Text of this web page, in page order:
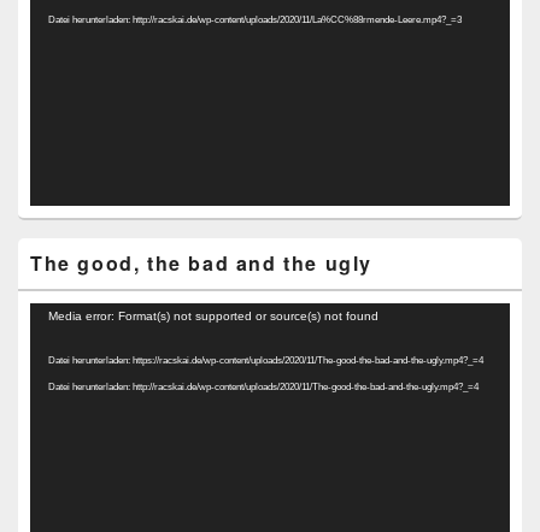
Datei herunterladen: http://racskai.de/wp-content/uploads/2020/11/La%CC%88rmende-Leere.mp4?_=3
The good, the bad and the ugly
Video-
Media error: Format(s) not supported or source(s) not found
Datei herunterladen: https://racskai.de/wp-content/uploads/2020/11/The-good-the-bad-and-the-ugly.mp4?_=4
Datei herunterladen: http://racskai.de/wp-content/uploads/2020/11/The-good-the-bad-and-the-ugly.mp4?_=4